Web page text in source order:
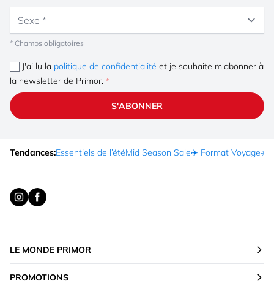
* Champs obligatoires
J'ai lu la politique de confidentialité et je souhaite m'abonner à
la newsletter de Primor.
S'ABONNER
Tendances:Essentiels de l’étéMid Season Sale✈️ Format Voyage☀️
LE MONDE PRIMOR
PROMOTIONS